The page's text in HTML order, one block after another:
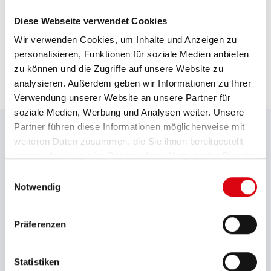
Diese Webseite verwendet Cookies
Wir verwenden Cookies, um Inhalte und Anzeigen zu
personalisieren, Funktionen für soziale Medien anbieten
zu können und die Zugriffe auf unsere Website zu
analysieren. Außerdem geben wir Informationen zu Ihrer
Verwendung unserer Website an unsere Partner für
soziale Medien, Werbung und Analysen weiter. Unsere
Partner führen diese Informationen möglicherweise mit
weiteren Daten zusammen, die Sie ihnen bereitgestellt
Notwendig
Präferenzen
Statistiken
Gutes Preis-Leistungsverhältnis
DOWNLOADS
Folder Energy Solutions